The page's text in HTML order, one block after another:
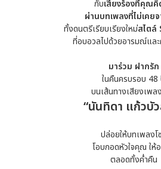
กับเสียงร้องที่คุณคิ
ผ่านบทเพลงที่ไม่เคย
ทั้งดนตรีเรียบเรียงใหม่สไตล์
ที่อบอวลไปด้วยอารมณ์แล
มาร่วม ฝากรัก
ในคืนครบรอบ 48
บนเส้นทางเสียงเพล
“นันทิดา แก้วบั
ปล่อยให้บทเพลงโ
โอบกอดหัวใจคุณ ให้
ตลอดทั้งค่ำคืน